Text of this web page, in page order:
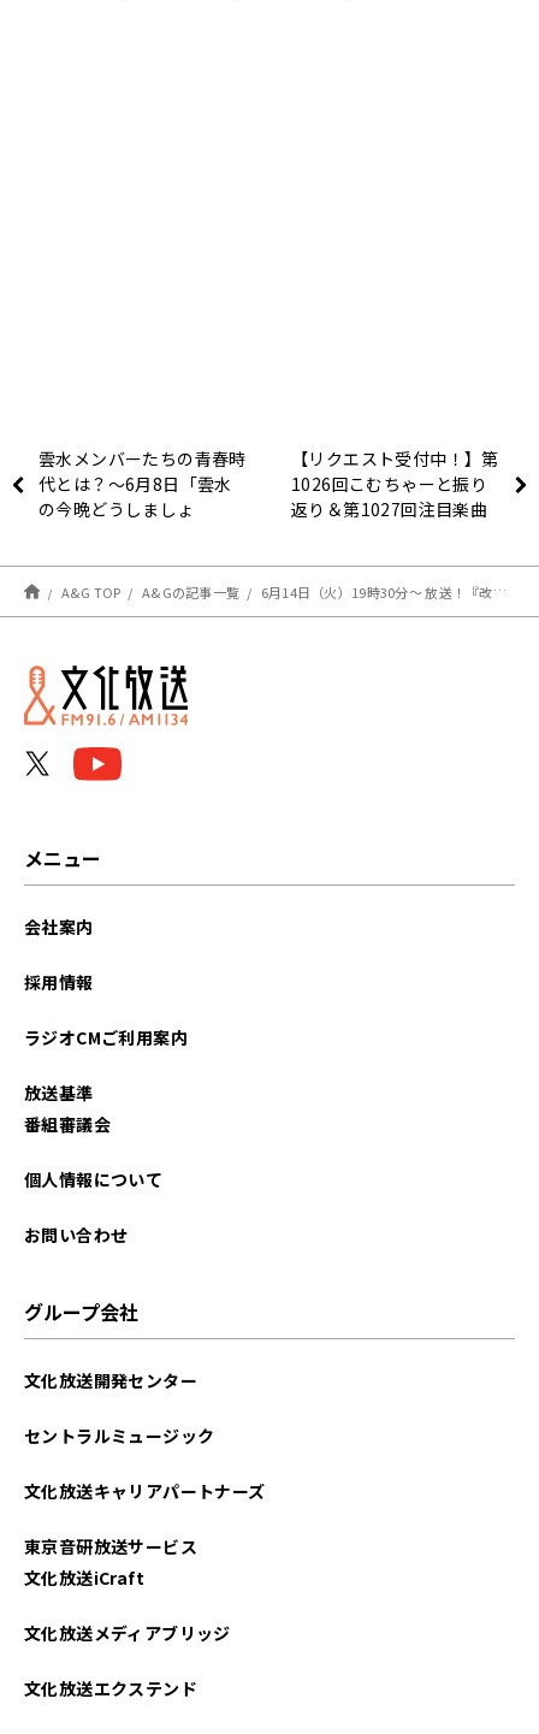
雲水メンバーたちの青春時
代とは？〜6月8日「雲水
の今晩どうしましょ
【リクエスト受付中！】第
1026回こむちゃーと振り
返り＆第1027回注目楽曲
A&G TOP A&Gの記事一覧 6月14日（火）19時30分～ 放送！『改めましてTINGSです！』#21
メニュー
会社案内
採用情報
ラジオCMご利用案内
放送基準
番組審議会
個人情報について
お問い合わせ
グループ会社
文化放送開発センター
セントラルミュージック
文化放送キャリアパートナーズ
東京音研放送サービス
文化放送iCraft
文化放送メディアブリッジ
文化放送エクステンド